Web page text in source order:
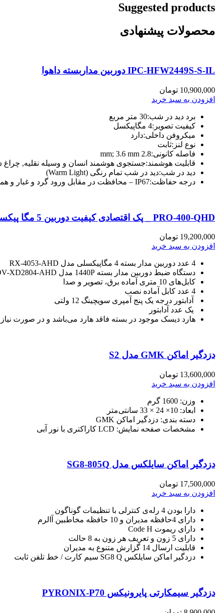
Suggested products
محصولات پیشنهادی
IPC-HFW2449S-S-IL دوربین مداربسته داهوا
10,900,000 تومان
افزودن به سبد خرید
برد دید در شب:30 متر مربع
کیفیت تصویر:4 مگاپیکسل
میکروفن داخلی:دارد
نوع لنز:ثابت
فاصله کانونی:2.8 mm; 3.6 mm
قابلیت هوشمند:جستجوی هوشمند انسان و وسیله نقلیه, چراغ
دید در شب:دید در شب تمام رنگی (Warm Light)
درجه حفاظت:IP67 – محافظت در مقابل ورود گرد و غبار و همچنین در برابر اثرات غوطه وری تا عمق یک متر و تا ۳۰ دقیقه زیر آب
PRO-400-QHD _ پک اقتصادی کیفیت دوربین 5 مگا پیکسل _ دستگاه ضبط4 کانال _ دارای 4 دوربین مداربسته
19,200,000 تومان
افزودن به سبد خرید
4 عدد دوربین مدار بسته
دستگاه ضبط دوربین مدار بسته 1440P مدل DV-XD2804-AHD
کابل‌های 10 متری آماده برق، تصویر و صدا
4 عدد کابل آماده نصب
آدابتور درجه یک پنج آمپری سویچینگ 12 ولتی
یک عدد آدابتور
هارد دیسک موجود در بسته فاقد هارد می‌باشد و در صورت
دزدگیر اماکن GMK مدل S2
13,600,000 تومان
افزودن به سبد خرید
وزن: 1600 گرم
ابعاد: 10× 24 × 33 سانتی‌متر
دسته بندی: دزدگیر اماکن GMK
مشخصات صفحه نمایش: LCD کاراکتری با نور آبی
دزدگیر اماکن سایلکس مدل SG8-805Q
17,500,000 تومان
افزودن به سبد خرید
دارا بودن 4 رله‌ی کنترلی با تنظیمات گوناگون
دارای 4حافظه مدیران و 10 حافظه مخاطبین آالرم
دارای ریموت Code H
دارای 5 زون و تعریف هر زون به 8 حالت
قابلیت ارسال 14 گزارش متنوع به مدیران
دزدگیر اماکن سایلکس SG8 Q سیم کارت / خط تلفن ثابت
دزدگیر سیمکارتی پایرونیکس PYRONIX-P70